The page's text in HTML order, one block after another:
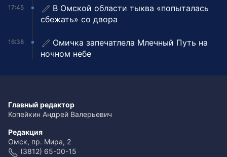
17:45
В Омской области тыква «попыталась
сбежать» со двора
16:38
Омичка запечатлела Млечный Путь на
ночном небе
Главный редактор
Копейкин Андрей Валерьевич
Редакция
Омск, пр. Мира, 2
(3812) 65-00-15